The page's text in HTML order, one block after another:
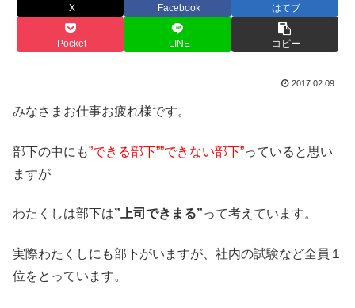
X Facebook はてブ
Pocket LINE コピー
2017.02.09
みなさまお仕事お疲れ様です。
部下の中にも”できる部下””できない部下”っていると思い
ますが
わたくしは部下は”上司できまる”って考えています。
実際わたくしにも部下がいますが、社内の試験など全員１
位をとっています。